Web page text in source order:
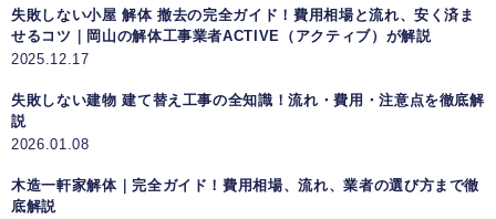
失敗しない小屋 解体 撤去の完全ガイド！費用相場と流れ、安く済ま
せるコツ｜岡山の解体工事業者ACTIVE（アクティブ）が解説
2025.12.17
失敗しない建物 建て替え工事の全知識！流れ・費用・注意点を徹底解
説
2026.01.08
木造一軒家解体｜完全ガイド！費用相場、流れ、業者の選び方まで徹
底解説